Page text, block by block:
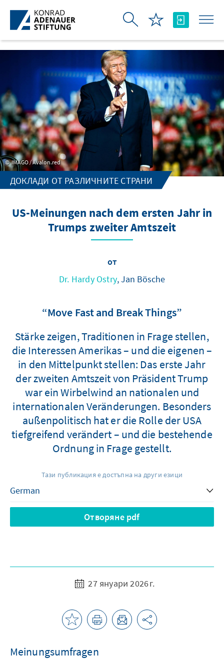
Skip to Main Content
IMAGO / Avalon.red
ДОКЛАДИ ОТ РАЗЛИЧНИТЕ СТРАНИ
US-Meinungen nach dem ersten Jahr in
Trumps zweiter Amtszeit
от
Dr. Hardy Ostry, Jan Bösche
“Move Fast and Break Things”
Stärke zeigen, Traditionen in Frage stellen,
die Interessen Amerikas – und die eigenen –
in den Mittelpunkt stellen: Das erste Jahr
der zweiten Amtszeit von Präsident Trump
war ein Wirbelwind an nationalen und
internationalen Veränderungen. Besonders
außenpolitisch hat er die Rolle der USA
tiefgreifend verändert – und die bestehende
Ordnung in Frage gestellt.
Тази публикация е достъпна на други езици
Отворяне pdf
27 януари 2026 г.
Meinungsumfragen